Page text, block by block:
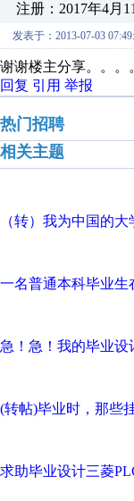
注册：2017年4月
发表于：2013-07-03
谢谢楼主分享。。。
回复 引用 举报
热门招聘
相关主题
（转）我为中国的
一名普通本科毕业生
急！急！我的毕业设
(转帖)毕业时，那些
求助毕业设计三菱